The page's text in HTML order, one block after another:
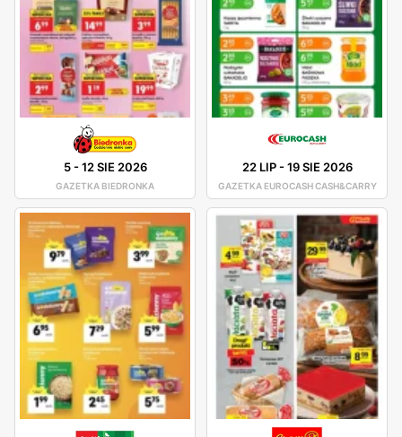
5-12 SIE 2026
GAZETKA BIEDRONKA
22 LIP-19 SIE 2026
GAZETKA EUROCASH CASH&CARRY